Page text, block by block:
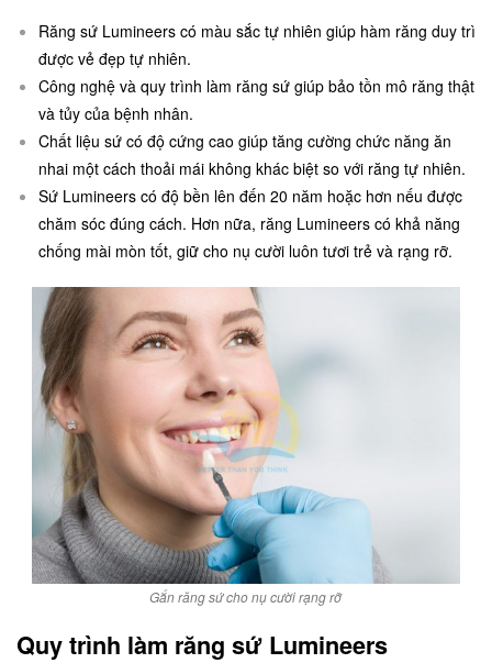
Răng sứ Lumineers có màu sắc tự nhiên giúp hàm răng duy trì
được vẻ đẹp tự nhiên.
Công nghệ và quy trình làm răng sứ giúp bảo tồn mô răng thật
và tủy của bệnh nhân.
Chất liệu sứ có độ cứng cao giúp tăng cường chức năng ăn
nhai một cách thoải mái không khác biệt so với răng tự nhiên.
Sứ Lumineers có độ bền lên đến 20 năm hoặc hơn nếu được
chăm sóc đúng cách. Hơn nữa, răng Lumineers có khả năng
chống mài mòn tốt, giữ cho nụ cười luôn tươi trẻ và rạng rỡ.
Gắn răng sứ cho nụ cười rạng rỡ
Quy trình làm răng sứ Lumineers